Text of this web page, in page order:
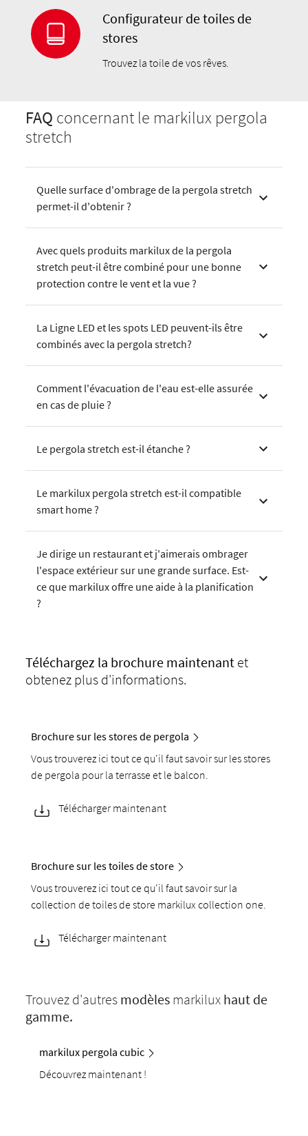
Configurateur de toiles de
stores
Trouvez la toile de vos rêves.
FAQ concernant le markilux pergola
stretch
Quelle surface d'ombrage de la pergola stretch
permet-il d'obtenir ?
Avec quels produits markilux de la pergola
stretch peut-il être combiné pour une bonne
protection contre le vent et la vue ?
La Ligne LED et les spots LED peuvent-ils être
combinés avec la pergola stretch?
Comment l'évacuation de l'eau est-elle assurée
en cas de pluie ?
Le pergola stretch est-il étanche ?
Le markilux pergola stretch est-il compatible
smart home ?
Je dirige un restaurant et j'aimerais ombrager
l'espace extérieur sur une grande surface. Est-
ce que markilux offre une aide à la planification
?
Téléchargez la brochure maintenant et
obtenez plus d'informations.
Brochure sur les stores de pergola
Vous trouverez ici tout ce qu'il faut savoir sur les stores
de pergola pour la terrasse et le balcon.
Télécharger maintenant
Brochure sur les toiles de store
Vous trouverez ici tout ce qu'il faut savoir sur la
collection de toiles de store markilux collection one.
Télécharger maintenant
Trouvez d'autres modèles markilux haut de
gamme.
markilux pergola cubic
Découvrez maintenant !